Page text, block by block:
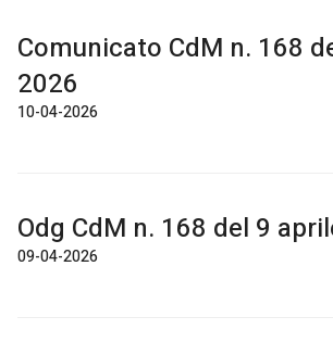
Comunicato CdM n. 168
2026
10-04-2026
Odg CdM n. 168 del 9
09-04-2026